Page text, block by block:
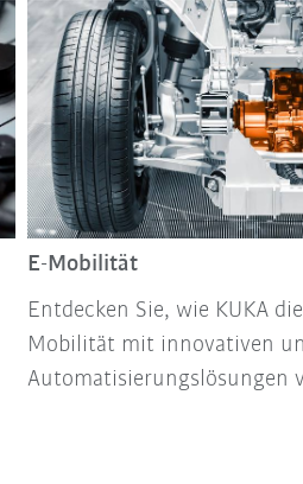
E-Mobilität
Entdecken Sie, wie KUKA
Mobilität mit innovativen
Automatisierungslösungen